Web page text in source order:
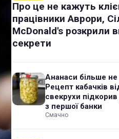
Про це не кажуть
працівники Аврори,
McDonald's розкрили
секрети
Ананаси більше
Рецепт кабачків
свекрухи
з першої банки
Смачно